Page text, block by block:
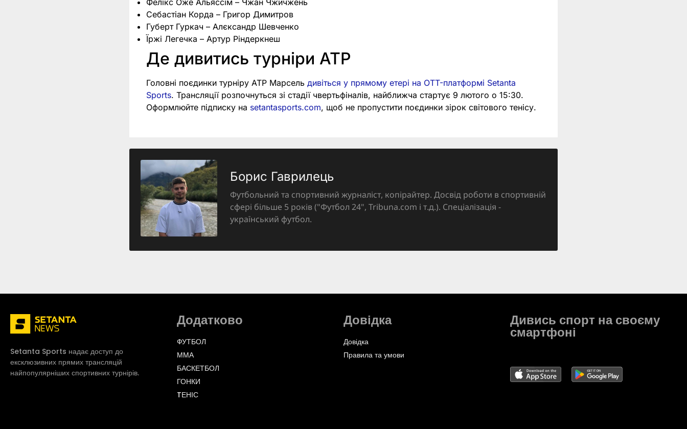
Себастіан Корда – Григор Димитров
Губерт Гуркач – Алєксандр Шевченко
Їржі Легечка – Артур Ріндеркнеш
Де дивитись турніри ATP
Головні поєдинки турніру ATP Марсельдивіться у прямому етері на OTT-платформі Setanta
Sports. Трансляції розпочнуться зі стадії чвертьфіналів, найближча стартує 9 лютого о 15:30.
Оформлюйте підписку на setantasports.com, щоб не пропустити поєдинки зірок світового тенісу.
Борис Гаврилець
Футбольний та спортивний журналіст, копірайтер. Досвід роботи в спортивній
сфері більше 5 років ("Футбол 24", Tribuna.com і т.д.). Спеціалізація -
український футбол.
Setanta Sports надає доступ до
ексклюзивних прямих трансляцій
найпопулярніших спортивних турнірів.
Додатково
ФУТБОЛ
ММА
БАСКЕТБОЛ
ГОНКИ
TЕНІС
Довідка
Довідка
Правила та умови
Дивись спорт на своєму
смартфоні